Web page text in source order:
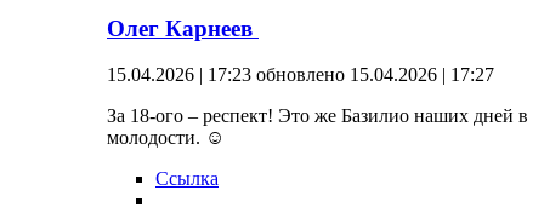
Олег Карнеев
15.04.2026 | 17:23 обновлено 15.04.2026 | 17:27
За 18-ого – респект! Это же Базилио наших дней в
молодости. ☺
Ссылка